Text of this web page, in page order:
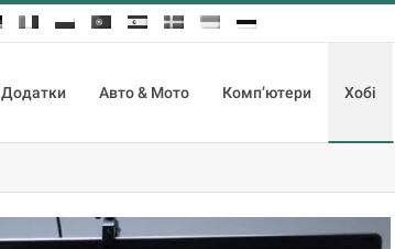
Додатки Авто & Мото Комп’ютери Хобі